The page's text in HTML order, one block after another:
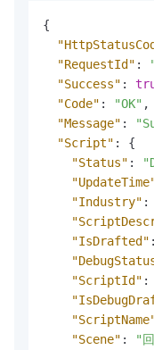
{
"RequestId" :
"Success" :
"Code" : "OK" ,
"Message" :
"Script" :
{
"Status" :
"Industry" :
"IsDrafted" :
"ScriptId" :
"Scene" : "